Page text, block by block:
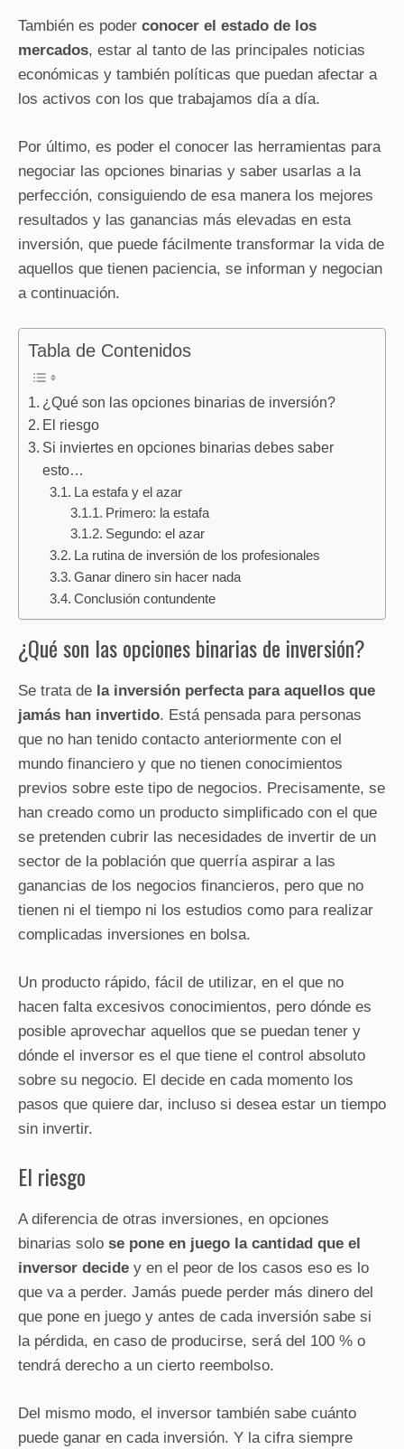
También es poder conocer el estado de los
mercados, estar al tanto de las principales noticias
económicas y también políticas que puedan afectar a
los activos con los que trabajamos día a día.
Por último, es poder el conocer las herramientas para
negociar las opciones binarias y saber usarlas a la
perfección, consiguiendo de esa manera los mejores
resultados y las ganancias más elevadas en esta
inversión, que puede fácilmente transformar la vida de
aquellos que tienen paciencia, se informan y negocian
a continuación.
Tabla de Contenidos
¿Qué son las opciones binarias de inversión?
El riesgo
Si inviertes en opciones binarias debes saber
esto…
La estafa y el azar
Primero: la estafa
Segundo: el azar
La rutina de inversión de los profesionales
Ganar dinero sin hacer nada
Conclusión contundente
¿Qué son las opciones binarias de inversión?
Se trata de la inversión perfecta para aquellos que
jamás han invertido. Está pensada para personas
que no han tenido contacto anteriormente con el
mundo financiero y que no tienen conocimientos
previos sobre este tipo de negocios. Precisamente, se
han creado como un producto simplificado con el que
se pretenden cubrir las necesidades de invertir de un
sector de la población que querría aspirar a las
ganancias de los negocios financieros, pero que no
tienen ni el tiempo ni los estudios como para realizar
complicadas inversiones en bolsa.
Un producto rápido, fácil de utilizar, en el que no
hacen falta excesivos conocimientos, pero dónde es
posible aprovechar aquellos que se puedan tener y
dónde el inversor es el que tiene el control absoluto
sobre su negocio. El decide en cada momento los
pasos que quiere dar, incluso si desea estar un tiempo
sin invertir.
El riesgo
A diferencia de otras inversiones, en opciones
binarias solo se pone en juego la cantidad que el
inversor decide y en el peor de los casos eso es lo
que va a perder. Jamás puede perder más dinero del
que pone en juego y antes de cada inversión sabe si
la pérdida, en caso de producirse, será del 100 % o
tendrá derecho a un cierto reembolso.
Del mismo modo, el inversor también sabe cuánto
puede ganar en cada inversión. Y la cifra siempre